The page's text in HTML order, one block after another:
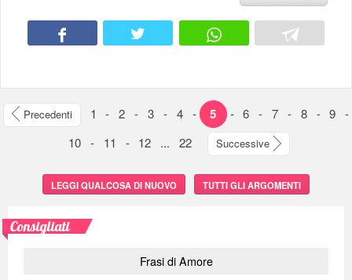
Precedenti 1 - 2 - 3 - 4 - 5 - 6 - 7 - 8 - 9 -
10 - 11 - 12 ... 22 Successive
LEGGI QUALCOSA DI NUOVO TUTTI GLI ARGOMENTI
Consigliati
Frasi di Amore